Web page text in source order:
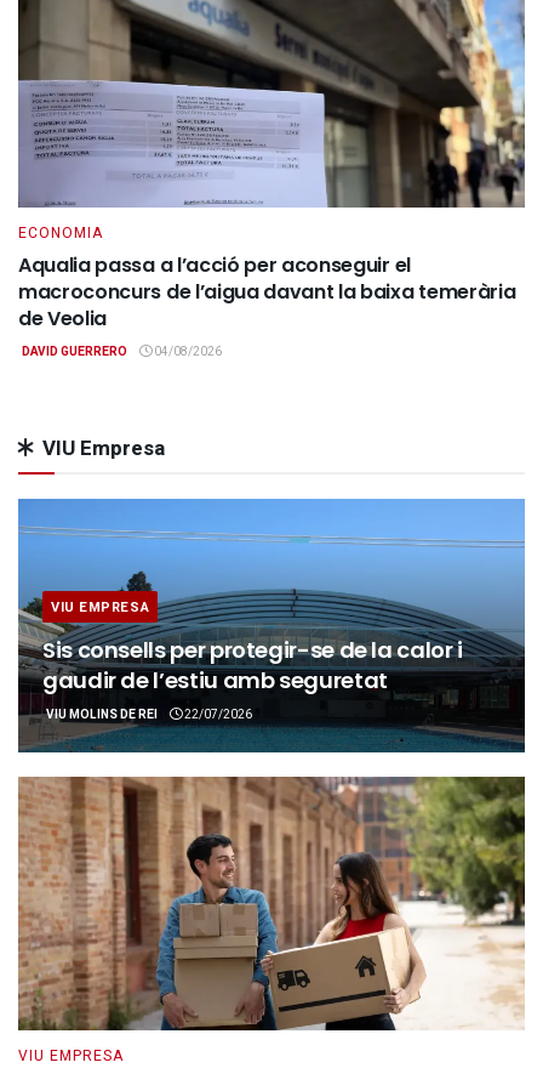
ECONOMIA
Aqualia passa a l’acció per aconseguir el
macroconcurs de l’aigua davant la baixa temerària
de Veolia
DAVID GUERRERO 04/08/2026
VIU Empresa
VIU EMPRESA
Sis consells per protegir-se de la calor i
gaudir de l’estiu amb seguretat
VIU MOLINS DE REI 22/07/2026
VIU EMPRESA